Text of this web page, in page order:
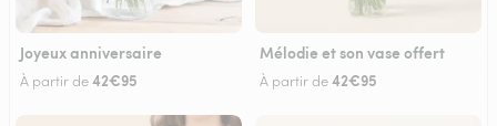
Joyeux anniversaire
À partir de42€95
Mélodie et son vase offert
À partir de42€95